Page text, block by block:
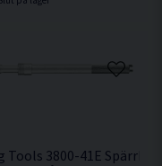
Tools 3800-41E